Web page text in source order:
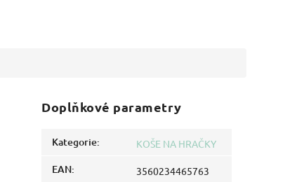
Doplňkové parametry
Kategorie: KOŠE NA HRAČKY
EAN: 3560234465763